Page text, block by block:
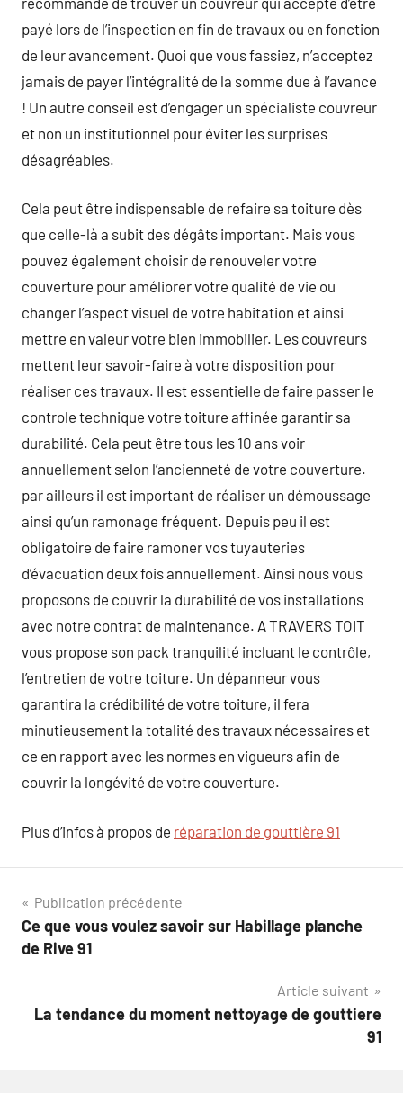
payé lors de l’inspection en fin de travaux ou en fonction
de leur avancement. Quoi que vous fassiez, n’acceptez
jamais de payer l’intégralité de la somme due à l’avance
! Un autre conseil est d’engager un spécialiste couvreur
et non un institutionnel pour éviter les surprises
désagréables.
Cela peut être indispensable de refaire sa toiture dès
que celle-là a subit des dégâts important. Mais vous
pouvez également choisir de renouveler votre
couverture pour améliorer votre qualité de vie ou
changer l’aspect visuel de votre habitation et ainsi
mettre en valeur votre bien immobilier. Les couvreurs
mettent leur savoir-faire à votre disposition pour
réaliser ces travaux. Il est essentielle de faire passer le
controle technique votre toiture affinée garantir sa
durabilité. Cela peut être tous les 10 ans voir
annuellement selon l’ancienneté de votre couverture.
par ailleurs il est important de réaliser un démoussage
ainsi qu’un ramonage fréquent. Depuis peu il est
obligatoire de faire ramoner vos tuyauteries
d’évacuation deux fois annuellement. Ainsi nous vous
proposons de couvrir la durabilité de vos installations
avec notre contrat de maintenance. A TRAVERS TOIT
vous propose son pack tranquilité incluant le contrôle,
l’entretien de votre toiture. Un dépanneur vous
garantira la crédibilité de votre toiture, il fera
minutieusement la totalité des travaux nécessaires et
ce en rapport avec les normes en vigueurs afin de
couvrir la longévité de votre couverture.
Plus d’infos à propos de réparation de gouttière 91
Navigation
de
Publication précédente
Ce que vous voulez savoir sur Habillage planche
de Rive 91
Article suivant
La tendance du moment nettoyage de gouttiere
91